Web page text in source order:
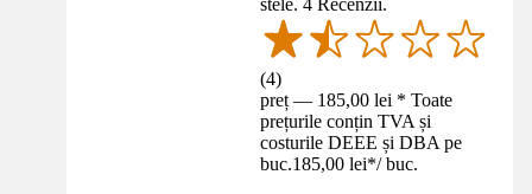
(4)
preț — 185,00 lei * Toate
prețurile conțin TVA și
costurile DEEE și DBA pe
buc.185,00 lei*/ buc.